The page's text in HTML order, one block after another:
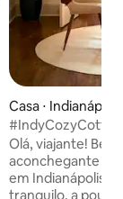
média de
Casa ⋅ Indianápolis
perto do centro
Olá, viajante! Bem-vindo(a) à nossa
aconchegante
em Indianápolis,
tranquilo, a